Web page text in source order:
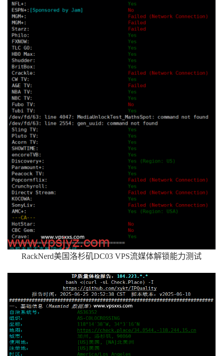
RackNerd美国洛杉矶DC03 VPS流媒体解锁能力测试